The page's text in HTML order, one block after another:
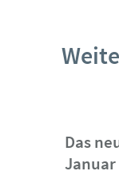
Das
Januar